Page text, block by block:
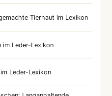
Tierhaut im Lexikon
im Leder-Lexikon
Leder-Lexikon